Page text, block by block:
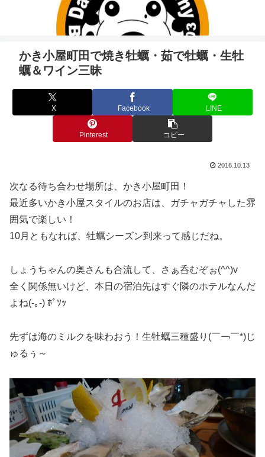
かき小屋町田で焼き牡蠣・茹で牡蠣・生牡
蠣＆ワイン三昧
X Facebook LINE
Pinterest コピー
2016.10.13
次なる待ち合わせ場所は、かき小屋町田！
最近多いかき小屋スタイルのお店は、ガチャガチャした雰
囲気で楽しい！
10月ともなれば、牡蠣シーズン到来って感じだね。
しょうちゃんの奥さんも合流して、さぁ呑むぞぉ(^^)v
全く関係無いけど、本日の宿泊先はすぐ隣のホテルなんだ
よね(-｡-) ﾎﾞｿｯ
先ずは海のミルクを味わおう！生牡蠣三種盛り(￣￢￣*)じ
ゅるぅ～